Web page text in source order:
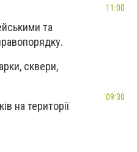
та
сквери,
на території
11:00
09:30